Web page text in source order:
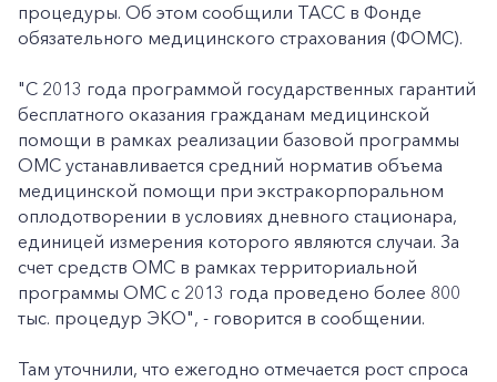
процедуры. Об этом сообщили ТАСС в Фонде
обязательного медицинского страхования (ФОМС).
"С 2013 года программой государственных гарантий
бесплатного оказания гражданам медицинской
помощи в рамках реализации базовой программы
ОМС устанавливается средний норматив объема
медицинской помощи при экстракорпоральном
оплодотворении в условиях дневного стационара,
единицей измерения которого являются случаи. За
счет средств ОМС в рамках территориальной
программы ОМС с 2013 года проведено более 800
тыс. процедур ЭКО", - говорится в сообщении.
Там уточнили, что ежегодно отмечается рост спроса